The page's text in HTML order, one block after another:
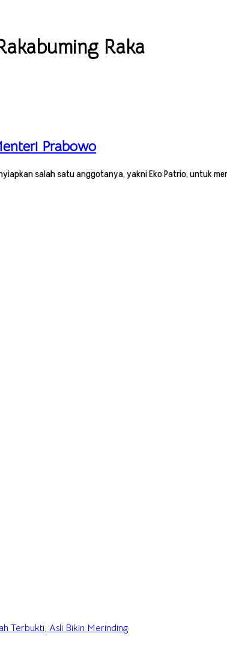
Raka
Prabowo
salah satu anggotanya, yakni Eko Patrio, untuk
Terbukti, Asli Bikin Merinding